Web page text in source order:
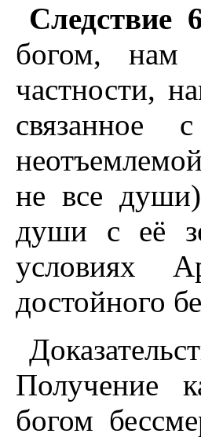
Следствие
богом, нам
частности,
не все
души с её
условиях
достойного
Получение
богом